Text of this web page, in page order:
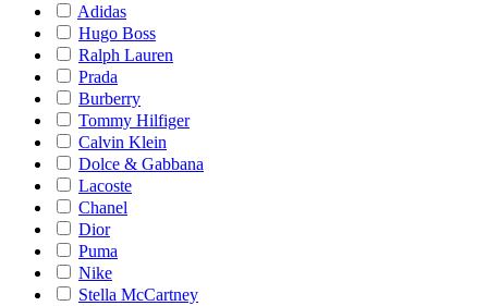
Adidas
Hugo Boss
Ralph Lauren
Prada
Burberry
Tommy Hilfiger
Calvin Klein
Dolce & Gabbana
Lacoste
Chanel
Dior
Puma
Nike
Stella McCartney